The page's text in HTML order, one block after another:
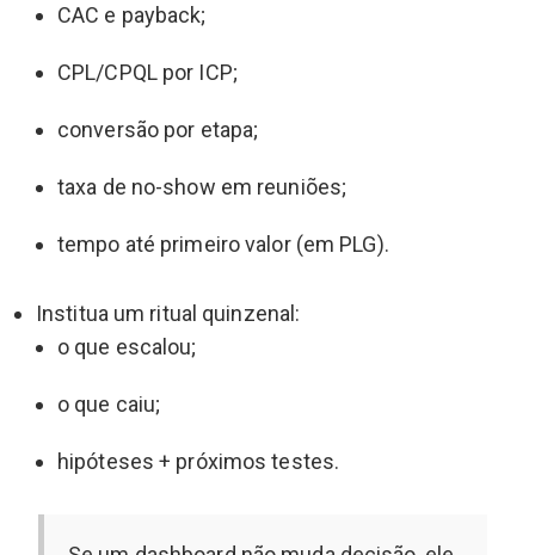
CAC e payback;
CPL/CPQL por ICP;
conversão por etapa;
taxa de no-show em reuniões;
tempo até primeiro valor (em PLG).
Institua um ritual quinzenal:
o que escalou;
o que caiu;
hipóteses + próximos testes.